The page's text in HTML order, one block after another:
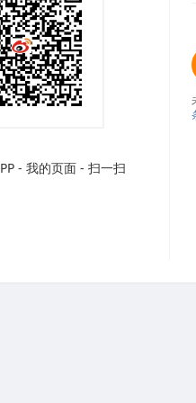
- 我的页面 - 扫一扫